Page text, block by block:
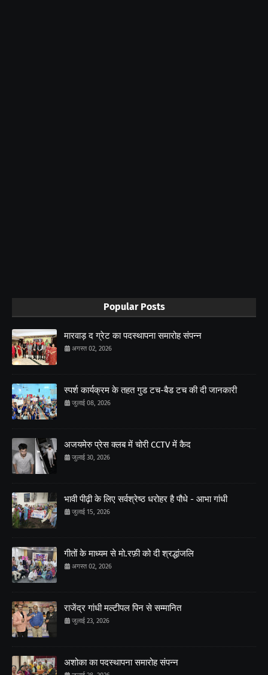
Popular Posts
मारवाड़ द ग्रेट का पदस्थापना समारोह संपन्न
अगस्त 02, 2026
स्पर्श कार्यक्रम के तहत गुड टच-बैड टच की दी जानकारी
जुलाई 08, 2026
अजयमेरु प्रेस क्लब में चोरी CCTV में कैद
जुलाई 30, 2026
भावी पीढ़ी के लिए सर्वश्रेष्ठ धरोहर है पौधे - आभा गांधी
जुलाई 15, 2026
गीतों के माध्यम से मो.रफ़ी को दी श्रद्धांजलि
अगस्त 02, 2026
राजेंद्र गांधी मल्टीपल पिन से सम्मानित
जुलाई 23, 2026
अशोका का पदस्थापना समारोह संपन्न